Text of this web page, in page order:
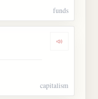
funds
Dengarkan
capitalism